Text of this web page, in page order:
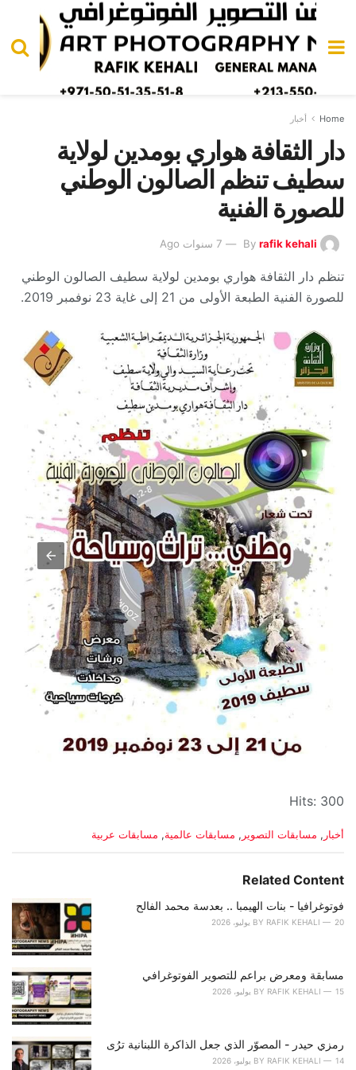
Home أخبار
دار الثقافة هواري بومدين لولاية
سطيف تنظم الصالون الوطني
للصورة الفنية
By rafik kehali 7 سنوات Ago
تنظم دار الثقافة هواري بومدين لولاية سطيف الصالون الوطني
للصورة الفنية الطبعة الأولى من 21 إلى غاية 23 نوفمبر 2019.
Hits: 300
C
e
o
r
:
أخبار , مسابقات التصوير , مسابقات عالمية, مسابقات عربية
Related Content
فوتوغرافيا - بنات الهيمبا .. بعدسة محمد الفالح
BY RAFIK KEHALI 20 يوليو، 2026
مسابقة ومعرض براعم للتصوير الفوتوغرافي
BY RAFIK KEHALI 15 يوليو، 2026
رمزي حيدر - المصوّر الذي جعل الذاكرة اللبنانية ترُى
BY RAFIK KEHALI 14 يوليو، 2026